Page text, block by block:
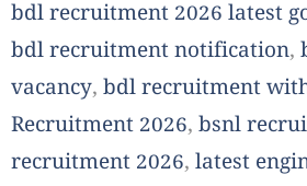
bdl recruitment 2026 latest
bdl recruitment notification,
vacancy, bdl recruitment
Recruitment 2026, bsnl
recruitment 2026, latest